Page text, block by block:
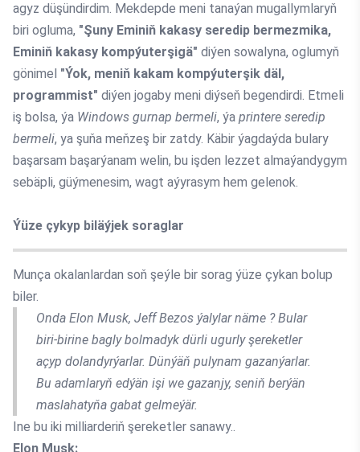
agyz düşündirdim. Mekdepde meni tanaýan mugallymlaryň
biri ogluma, "Şuny Eminiň kakasy seredip bermezmika,
Eminiň kakasy kompýuterşigä" diýen sowalyna, oglumyň
gönimel "Ýok, meniň kakam kompýuterşik däl,
programmist" diýen jogaby meni diýseň begendirdi. Etmeli
iş bolsa, ýa Windows gurnap bermeli, ýa printere seredip
bermeli, ya şuňa meňzeş bir zatdy. Käbir ýagdaýda bulary
başarsam başarýanam welin, bu işden lezzet almaýandygym
sebäpli, güýmenesim, wagt aýyrasym hem gelenok.
Ýüze çykyp biläýjek soraglar
Munça okalanlardan soň şeýle bir sorag ýüze çykan bolup
biler.
Onda Elon Musk, Jeff Bezos ýalylar näme ? Bular
biri-birine bagly bolmadyk dürli ugurly şereketler
açyp dolandyrýarlar. Dünýäň pulynam gazanýarlar.
Bu adamlaryň edýän işi we gazanjy, seniň berýän
maslahatyňa gabat gelmeýär.
Ine bu iki milliarderiň şereketler sanawy..
Elon Musk: